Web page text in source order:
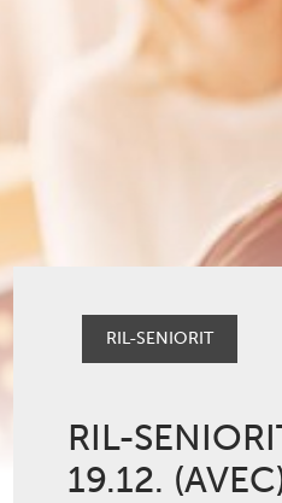
RIL-SENIORIT
RIL-
19.12.